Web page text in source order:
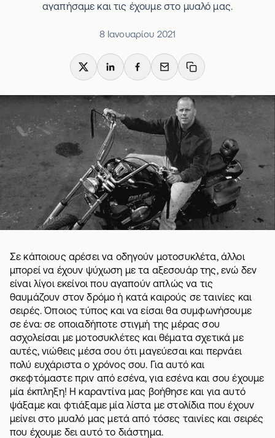
αγαπήσαμε και τις έχουμε στο μυαλό μας.
8 Ιανουαρίου 2021
X LinkedInFacebook
Email Copy link
Σε κάποιους αρέσει να οδηγούν μοτοσυκλέτα, άλλοι
μπορεί να έχουν ψύχωση με τα αξεσουάρ της, ενώ δεν
είναι λίγοι εκείνοι που αγαπούν απλώς να τις
θαυμάζουν στον δρόμο ή κατά καιρούς σε ταινίες και
σειρές. Όποιος τύπος και να είσαι θα συμφωνήσουμε
σε ένα: σε οποιαδήποτε στιγμή της μέρας σου
ασχολείσαι με μοτοσυκλέτες και θέματα σχετικά με
αυτές, νιώθεις μέσα σου ότι μαγεύεσαι και περνάει
πολύ ευχάριστα ο χρόνος σου. Για αυτό και
σκεφτόμαστε πριν από εσένα, για εσένα και σου έχουμε
μία έκπληξη! Η καραντίνα μας βοήθησε και για αυτό
ψάξαμε και φτιάξαμε μία λίστα με στολίδια που έχουν
μείνει στο μυαλό μας μετά από τόσες ταινίες και σειρές
που έχουμε δει αυτό το διάστημα.